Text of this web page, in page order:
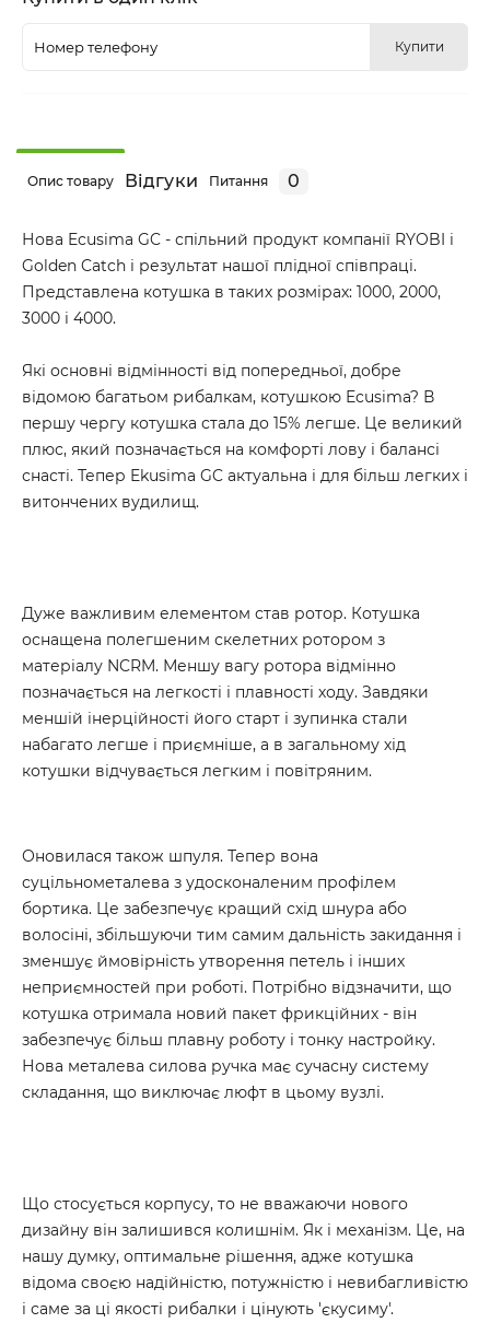
Купити
Опис товару Відгуки Питання 0
Нова Ecusima GC - спільний продукт компанії RYOBI і
Golden Catch і результат нашої плідної співпраці.
Представлена котушка в таких розмірах: 1000, 2000,
3000 і 4000.
Які основні відмінності від попередньої, добре
відомою багатьом рибалкам, котушкою Ecusima? В
першу чергу котушка стала до 15% легше. Це великий
плюс, який позначається на комфорті лову і балансі
снасті. Тепер Ekusima GC актуальна і для більш легких і
витончених вудилищ.
Дуже важливим елементом став ротор. Котушка
оснащена полегшеним скелетних ротором з
матеріалу NCRM. Меншу вагу ротора відмінно
позначається на легкості і плавності ходу. Завдяки
меншій інерційності його старт і зупинка стали
набагато легше і приємніше, а в загальному хід
котушки відчувається легким і повітряним.
Оновилася також шпуля. Тепер вона
суцільнометалева з удосконаленим профілем
бортика. Це забезпечує кращий схід шнура або
волосіні, збільшуючи тим самим дальність закидання і
зменшує ймовірність утворення петель і інших
неприємностей при роботі. Потрібно відзначити, що
котушка отримала новий пакет фрикційних - він
забезпечує більш плавну роботу і тонку настройку.
Нова металева силова ручка має сучасну систему
складання, що виключає люфт в цьому вузлі.
Що стосується корпусу, то не вважаючи нового
дизайну він залишився колишнім. Як і механізм. Це, на
нашу думку, оптимальне рішення, адже котушка
відома своєю надійністю, потужністю і невибагливістю
і саме за ці якості рибалки і цінують 'єкусиму'.